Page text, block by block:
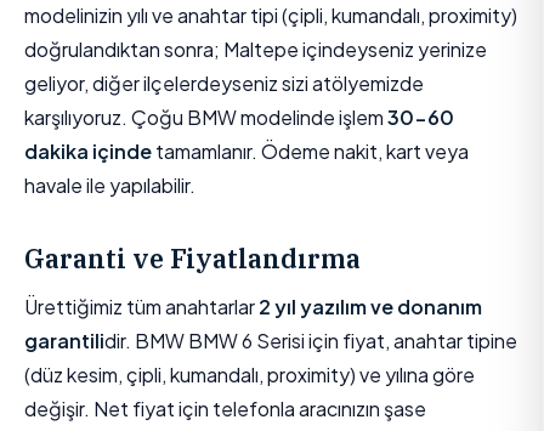
modelinizin yılı ve anahtar tipi (çipli, kumandalı, proximity)
doğrulandıktan sonra; Maltepe içindeyseniz yerinize
geliyor, diğer ilçelerdeyseniz sizi atölyemizde
karşılıyoruz. Çoğu BMW modelinde işlem30-60
dakika içindetamamlanır. Ödeme nakit, kart veya
havale ile yapılabilir.
Garanti ve Fiyatlandırma
Ürettiğimiz tüm anahtarlar2 yıl yazılım ve donanım
garantilidir. BMW BMW 6 Serisi için fiyat, anahtar tipine
(düz kesim, çipli, kumandalı, proximity) ve yılına göre
değişir. Net fiyat için telefonla aracınızın şase